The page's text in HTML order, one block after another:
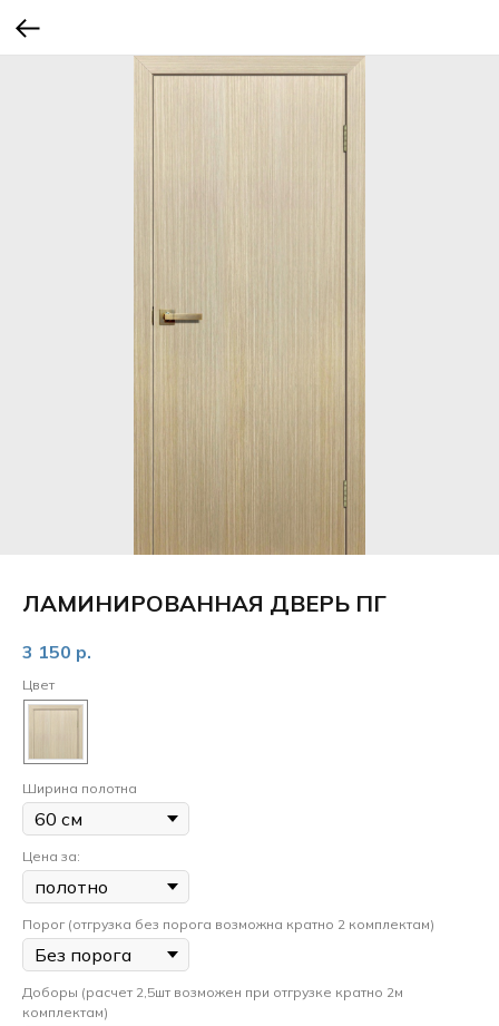
ЛАМИНИРОВАННАЯ ДВЕРЬ ПГ
3 150 р.
Цвет
Ширина полотна
Цена за:
Порог (отгрузка без порога возможна кратно 2 комплектам)
Доборы (расчет 2,5шт возможен при отгрузке кратно 2м
комплектам)